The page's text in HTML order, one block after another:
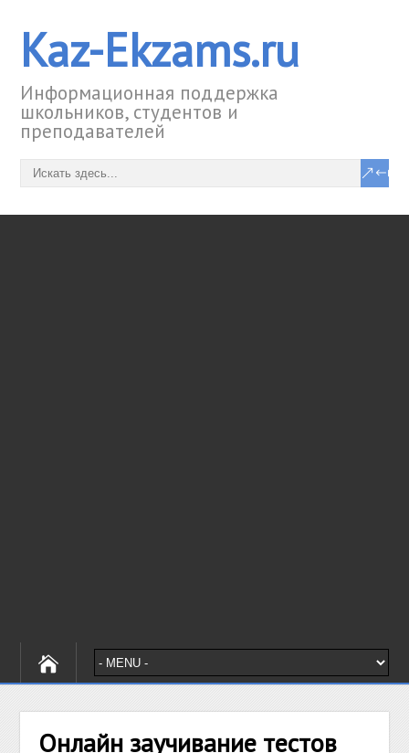
Kaz-Ekzams.ru
Информационная поддержка
школьников, студентов и
преподавателей
Онлайн заучивание тестов